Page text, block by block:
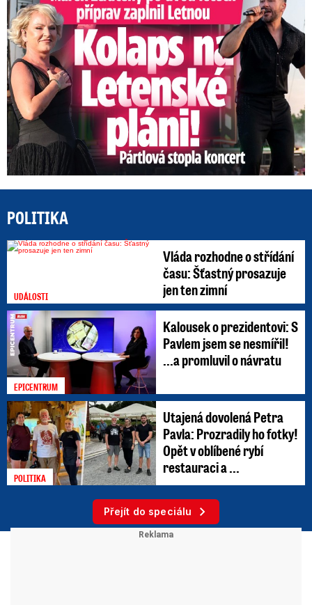
POLITIKA
UDÁLOSTI
Vláda rozhodne o střídání
času: Šťastný prosazuje
jen ten zimní
EPICENTRUM
Kalousek o prezidentovi: S
Pavlem jsem se nesmířil!
...a promluvil o návratu
POLITIKA
Utajená dovolená Petra
Pavla: Prozradily ho fotky!
Opět v oblíbené rybí
restauraci a ...
Přejít do speciálu